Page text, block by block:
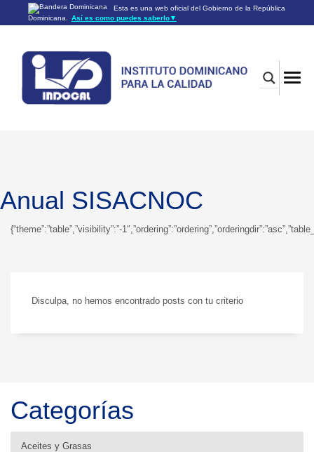
Esta es una web oficial del Gobierno de la República
Dominicana.
Así es como puedes saberlo▼
Los sitios web oficiales utilizan .gob.do o .gov.do
Los sitios web oficiales .gob.do o .gov.do seguros utilizan
HTTPS
Un candado (🔒) o
https://
significa que estás conectado a un
sitio seguro dentro de .gob.do o .gov.do. Comparte información
confidencial sólo en los sitios seguros de .gob.do o .gov.do.
Anual SISACNOC
{“theme”:”table”,”visibility”:”-
Disculpa, no hemos encontrado posts con tu criterio
Categorías
Aceites y Grasas